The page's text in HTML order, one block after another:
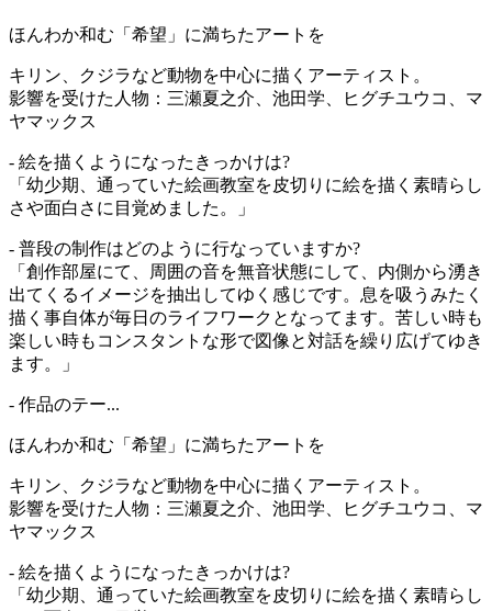
ほんわか和む「希望」に満ちたアートを
キリン、クジラなど動物を中心に描くアーティスト。
影響を受けた人物：三瀬夏之介、池田学、ヒグチユウコ、マ
ヤマックス
- 絵を描くようになったきっかけは?
「幼少期、通っていた絵画教室を皮切りに絵を描く素晴らし
さや面白さに目覚めました。」
- 普段の制作はどのように行なっていますか?
「創作部屋にて、周囲の音を無音状態にして、内側から湧き
出てくるイメージを抽出してゆく感じです。息を吸うみたく
描く事自体が毎日のライフワークとなってます。苦しい時も
楽しい時もコンスタントな形で図像と対話を繰り広げてゆき
ます。」
- 作品のテー...
ほんわか和む「希望」に満ちたアートを
キリン、クジラなど動物を中心に描くアーティスト。
影響を受けた人物：三瀬夏之介、池田学、ヒグチユウコ、マ
ヤマックス
- 絵を描くようになったきっかけは?
「幼少期、通っていた絵画教室を皮切りに絵を描く素晴らし